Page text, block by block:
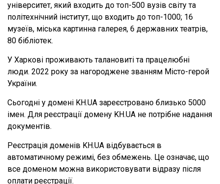
університет, який входить до топ-500 вузів світу та
політехнічний інститут, що входить до топ-1000; 16
музеїв, міська картинна галерея, 6 державних театрів,
80 бібліотек.
У Харкові проживають талановиті та працелюбні
люди. 2022 року за нагороджене званням Місто-герой
України.
Сьогодні у домені KH.UA зареєстровано близько 5000
імен. Для реєстрації домену KH.UA не потрібне надання
документів.
Реєстрація доменів KH.UA відбувається в
автоматичному режимі, без обмежень. Це означає, що
все доменом можна використовувати відразу після
оплати реєстрації.